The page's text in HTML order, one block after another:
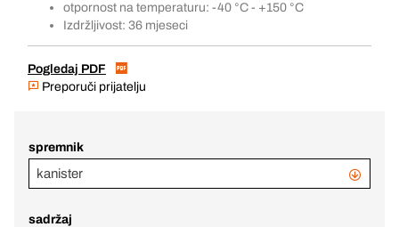
otpornost na temperaturu: -40 °C - +150 °C
Izdržljivost: 36 mjeseci
Pogledaj PDF
Preporuči prijatelju
spremnik
kanister
sadržaj